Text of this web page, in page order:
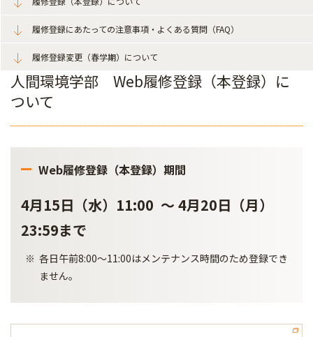
履修登録にあたっての注意事項・よくある質問（FAQ）
履修登録変更（春学期）について
人間環境学部 Web履修登録（本登録）に
ついて
Web履修登録（本登録）期間
4月15日（水）11:00 ～ 4月20日（月）
23:59まで
各日午前8:00～11:00はメンテナンス時間のため登録でき
ません。